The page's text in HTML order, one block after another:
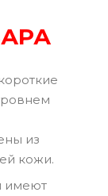
из
кожи.
имеют